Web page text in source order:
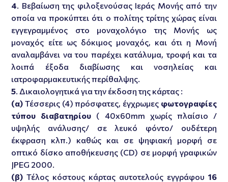
4. Βεβαίωση της φιλοξενούσας Ιεράς Μονής από την
οποία να προκύπτει ότι ο πολίτης τρίτης χώρας είναι
εγγεγραμμένος στο μοναχολόγιο της Μονής ως
μοναχός είτε ως δόκιμος μοναχός, και ότι η Μονή
αναλαμβάνει να του παρέχει κατάλυμα, τροφή και τα
λοιπά έξοδα διαβίωσης και νοσηλείας και
ιατροφαρμακευτικής περίθαλψης.
5. Δικαιολογητικά για την έκδοση της κάρτας :
(α) Τέσσερις (4) πρόσφατες, έγχρωμες φωτογραφίες
τύπου διαβατηρίου ( 40x60mm χωρίς πλαίσιο /
υψηλής ανάλυσης/ σε λευκό φόντο/ ουδέτερη
έκφραση κλπ.) καθώς και σε ψηφιακή μορφή σε
οπτικό δίσκο αποθήκευσης (CD) σε μορφή γραφικών
JPEG 2000.
(β) Τέλος κόστους κάρτας αυτοτελούς εγγράφου 16